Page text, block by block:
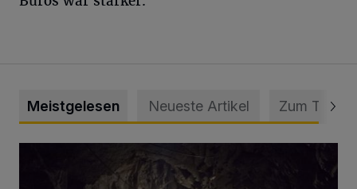
Meistgelesen Neueste Artikel Zum Thema